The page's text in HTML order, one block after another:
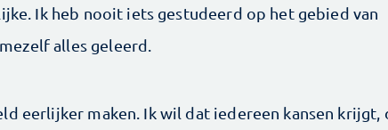
Ik heb nooit iets gestudeerd op het gebied van
alles geleerd.
eerlijker maken. Ik wil dat iedereen kansen krijgt,